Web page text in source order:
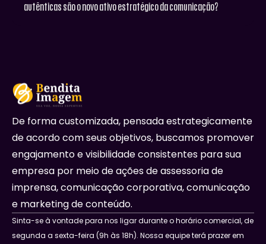
autênticas são o novo ativo estratégico da comunicação?
De forma customizada, pensada estrategicamente
de acordo com seus objetivos, buscamos promover
engajamento e visibilidade consistentes para sua
empresa por meio de ações de assessoria de
imprensa, comunicação corporativa, comunicação
e marketing de conteúdo.
Sinta-se à vontade para nos ligar durante o horário comercial, de
segunda a sexta-feira (9h às 18h). Nossa equipe terá prazer em